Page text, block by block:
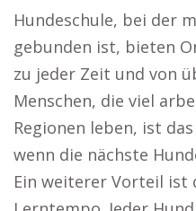
Hundeschule, bei der
gebunden ist, bieten
zu jeder Zeit und von
Menschen, die viel
Regionen leben, ist
wenn die nächste
Ein weiterer Vorteil ist